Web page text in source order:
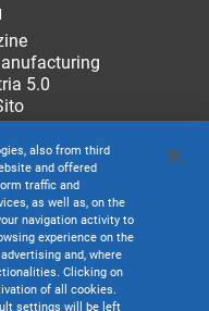
5.0
also from third
and offered
traffic and
as well as, on the
navigation activity to
experience on the
and, where
Clicking on
of all cookies.
settings will be left